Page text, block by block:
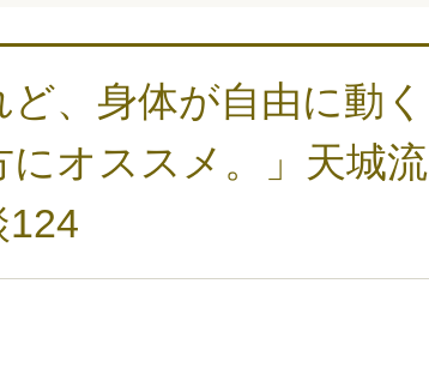
、身体が自由に動く
オススメ。」天城流